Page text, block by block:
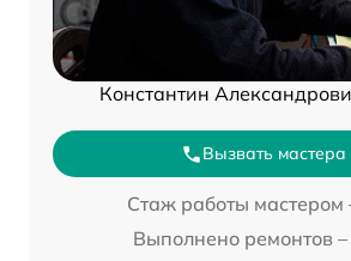
Константин
Вызвать мастера
Стаж работы мастером
Выполнено ремонтов –